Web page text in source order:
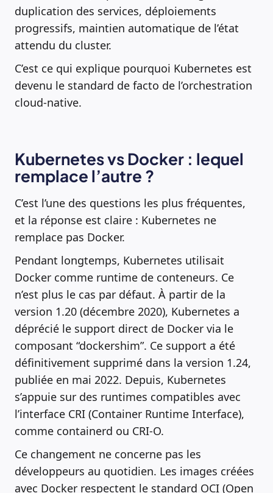
duplication des services, déploiements
progressifs, maintien automatique de l’état
attendu du cluster.
C’est ce qui explique pourquoi Kubernetes est
devenu le standard de facto de l’orchestration
cloud-native.
Kubernetes vs Docker : lequel
remplace l’autre ?
C’est l’une des questions les plus fréquentes,
et la réponse est claire : Kubernetes ne
remplace pas Docker.
Pendant longtemps, Kubernetes utilisait
Docker comme runtime de conteneurs. Ce
n’est plus le cas par défaut. À partir de la
version 1.20 (décembre 2020), Kubernetes a
déprécié le support direct de Docker via le
composant “dockershim”. Ce support a été
définitivement supprimé dans la version 1.24,
publiée en mai 2022. Depuis, Kubernetes
s’appuie sur des runtimes compatibles avec
l’interface CRI (Container Runtime Interface),
comme containerd ou CRI-O.
Ce changement ne concerne pas les
développeurs au quotidien. Les images créées
avec Docker respectent le standard OCI (Open